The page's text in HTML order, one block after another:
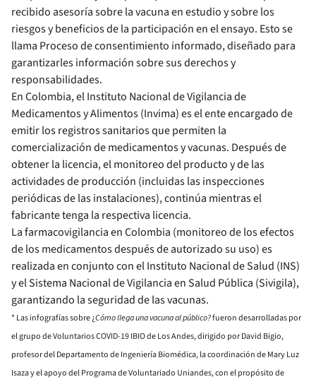
recibido asesoría sobre la vacuna en estudio y sobre los
riesgos y beneficios de la participación en el ensayo. Esto se
llama Proceso de consentimiento informado, diseñado para
garantizarles información sobre sus derechos y
responsabilidades.
En Colombia, el Instituto Nacional de Vigilancia de
Medicamentos y Alimentos (Invima) es el ente encargado de
emitir los registros sanitarios que permiten la
comercialización de medicamentos y vacunas. Después de
obtener la licencia, el monitoreo del producto y de las
actividades de producción (incluidas las inspecciones
periódicas de las instalaciones), continúa mientras el
fabricante tenga la respectiva licencia.
La farmacovigilancia en Colombia (monitoreo de los efectos
de los medicamentos después de autorizado su uso) es
realizada en conjunto con el Instituto Nacional de Salud (INS)
y el Sistema Nacional de Vigilancia en Salud Pública (Sivigila),
garantizando la seguridad de las vacunas.
* Las infografías sobre ¿Cómo llega una vacuna al público?fueron desarrolladas por
el grupo de Voluntarios COVID-19 IBIO de Los Andes, dirigido por David Bigio,
profesor del Departamento de Ingeniería Biomédica, la coordinación de Mary Luz
Isaza y el apoyo del Programa de Voluntariado Uniandes, con el propósito de